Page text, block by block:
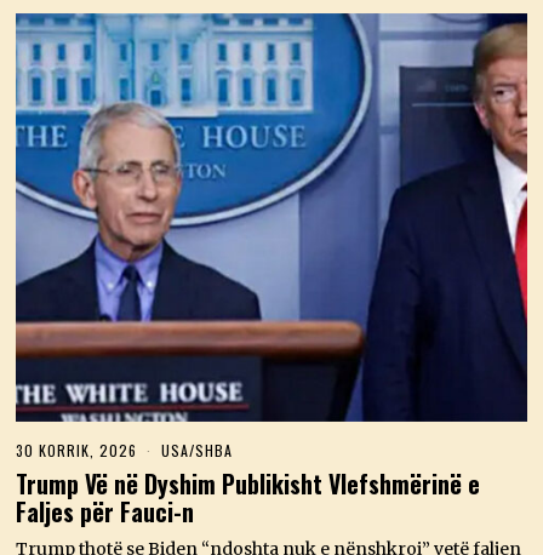
30 KORRIK, 2026
0
K
O
R
R
USA/SHBA
Trump Vë në Dyshim Publikisht Vlefshmërinë e
Faljes për Fauci-n
Trump thotë se Biden “ndoshta nuk e nënshkroi” vetë faljen